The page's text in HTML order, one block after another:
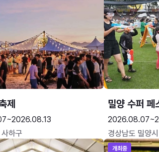
제
하구
밀양 수퍼 페
경상남도 밀양시
개최중